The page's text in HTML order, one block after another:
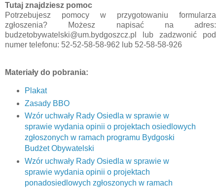
Tutaj znajdziesz pomoc
Potrzebujesz pomocy w przygotowaniu formularza
zgłoszenia? Możesz napisać na adres:
budzetobywatelski@um.bydgoszcz.pl lub zadzwonić pod
numer telefonu: 52-52-58-58-962 lub 52-58-58-926
Materiały do pobrania:
Plakat
Zasady BBO
Wzór uchwały Rady Osiedla w sprawie w
sprawie wydania opinii o projektach osiedlowych
zgłoszonych w ramach programu Bydgoski
Budżet Obywatelski
Wzór uchwały Rady Osiedla w sprawie w
sprawie wydania opinii o projektach
ponadosiedlowych zgłoszonych w ramach